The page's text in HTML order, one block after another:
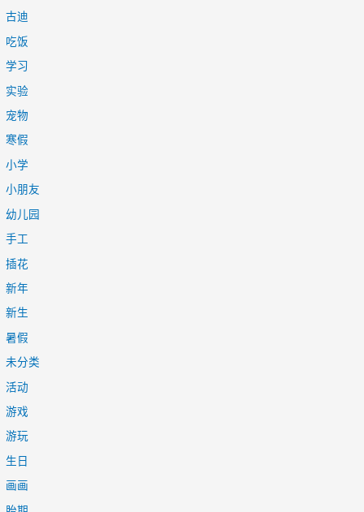
古迪
吃饭
学习
实验
宠物
寒假
小学
小朋友
幼儿园
手工
插花
新年
新生
暑假
未分类
活动
游戏
游玩
生日
画画